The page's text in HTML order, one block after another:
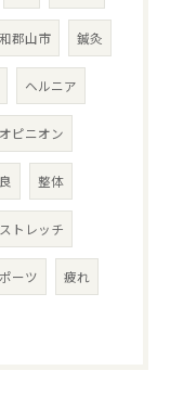
郡山市 鍼灸
ヘルニア
ピニオン
整体
ストレッチ
ーツ 疲れ